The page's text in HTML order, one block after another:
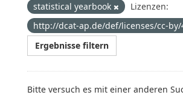
statistical yearbook
Lizenzen:
http://dcat-ap.de/def/licenses/cc-by/
Ergebnisse filtern
Bitte versuch es mit einer anderen